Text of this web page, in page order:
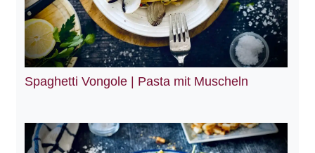
Spaghetti Vongole | Pasta mit Muscheln